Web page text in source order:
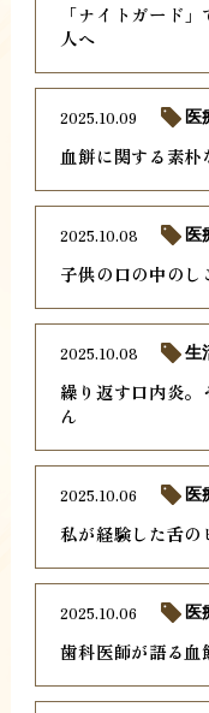
「ナイトガード
人へ
血餅に関する素
2025.10.09 医
子供の口の中のし
2025.10.08 医
繰り返す口内炎。
ん
2025.10.08 生
私が経験した舌の
2025.10.06 医
歯科医師が語る血
2025.10.06 医